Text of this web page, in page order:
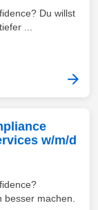
Du willst
...
w/m/d
machen.